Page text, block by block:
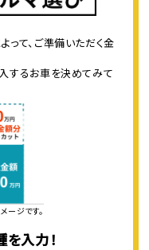
て、ご準備いただく金
するお車を決めてみて
ージです。
入力！